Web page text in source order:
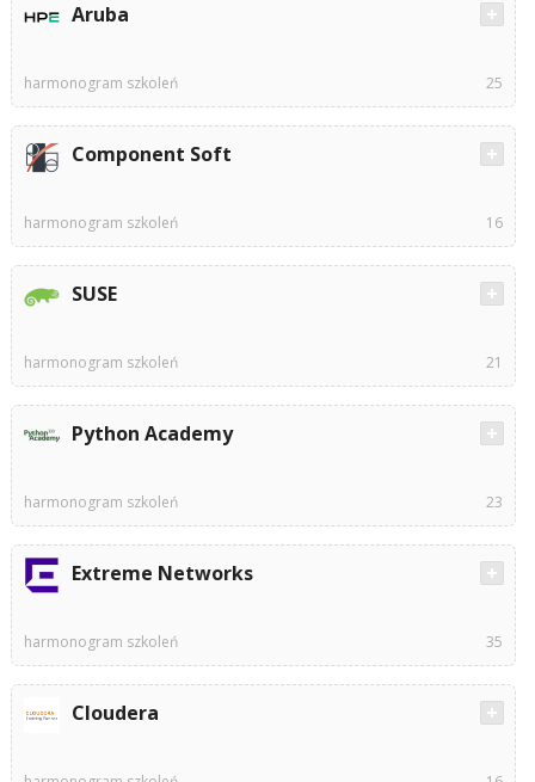
Aruba
harmonogram szkoleń 25
Component Soft
harmonogram szkoleń 16
SUSE
harmonogram szkoleń 21
Python Academy
harmonogram szkoleń 23
Extreme Networks
harmonogram szkoleń 35
Cloudera